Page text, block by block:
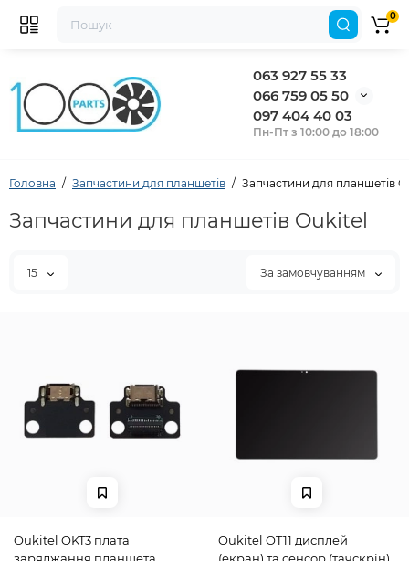
063 927 55 33
066 759 05 50
097 404 40 03
Пн-Пт з 10:00 до 18:00
0
Головна Запчастини для планшетів Запчастини для планшетів
Запчастини для планшетів Oukitel
15 За замовчуванням
Oukitel OKT3 плата
Oukitel OT11 дисплей